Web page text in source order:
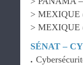
> MEXIQUE
> MEXIQUE
SÉNAT –
.